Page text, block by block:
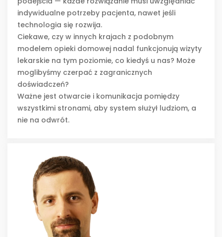
indywidualne potrzeby pacjenta, nawet jeśli
technologia się rozwija.
Ciekawe, czy w innych krajach z podobnym
modelem opieki domowej nadal funkcjonują wizyty
lekarskie na tym poziomie, co kiedyś u nas? Może
moglibyśmy czerpać z zagranicznych
doświadczeń?
Ważne jest otwarcie i komunikacja pomiędzy
wszystkimi stronami, aby system służył ludziom, a
nie na odwrót.